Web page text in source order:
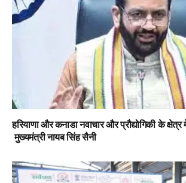
हरियाणा और कनाडा नवाचार और प्रौद्योगिकी के
मुख्यमंत्री नायब सिंह सैनी